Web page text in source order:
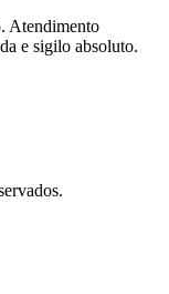
Atendimento
e sigilo absoluto.